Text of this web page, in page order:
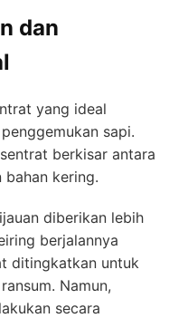
dan
yang ideal
sapi.
berkisar antara
kering.
diberikan lebih
berjalannya
ditingkatkan untuk
Namun,
secara